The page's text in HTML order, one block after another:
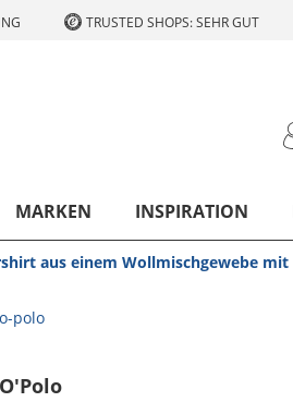
TRUSTED SHOPS: SEHR GUT
MARKEN INSPIRATION
aus einem Wollmischgewebe